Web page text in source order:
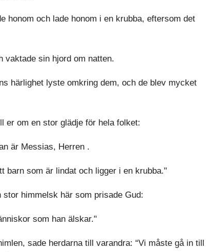
honom och lade honom i en krubba, eftersom det
vaktade sin hjord om natten.
härlighet lyste omkring dem, och de blev mycket
er om en stor glädje för hela folket:
är Messias, Herren .
barn som är lindat och ligger i en krubba."
himmelsk här som prisade Gud:
som han älskar."
sade herdarna till varandra: “Vi måste gå in till